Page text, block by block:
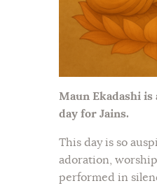
Maun Ekadashi
day for Jains.
This day is so
adoration,
performed in